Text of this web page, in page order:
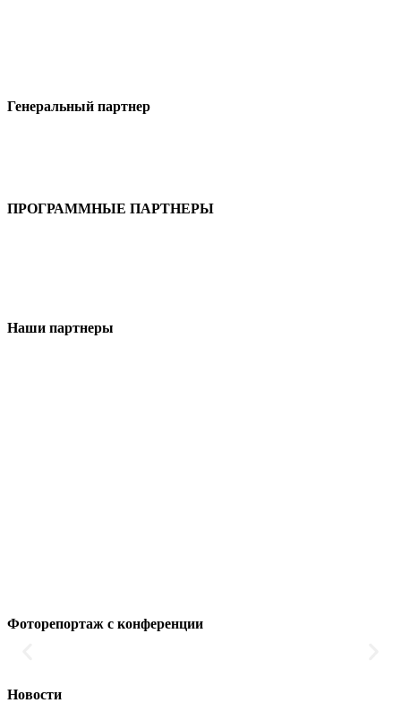
Генеральный партнер
ПРОГРАММНЫЕ ПАРТНЕРЫ
Наши партнеры
Фоторепортаж с конференции
Новости